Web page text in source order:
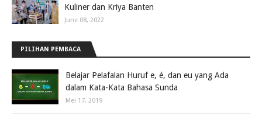
Kuliner dan Kriya Banten
June 08, 2022
PILIHAN PEMBACA
Belajar Pelafalan Huruf e, é, dan eu yang Ada
dalam Kata-Kata Bahasa Sunda
Mei 17, 2019